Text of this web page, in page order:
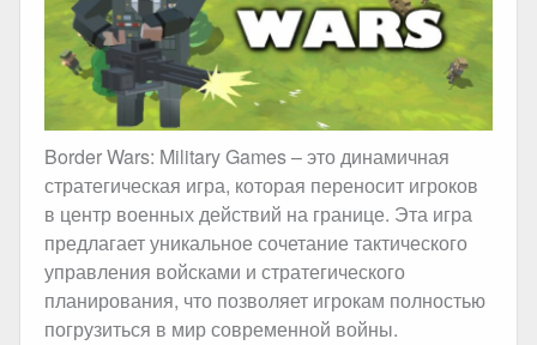
Border Wars: Military Games – это динамичная
стратегическая игра, которая переносит игроков
в центр военных действий на границе. Эта игра
предлагает уникальное сочетание тактического
управления войсками и стратегического
планирования, что позволяет игрокам полностью
погрузиться в мир современной войны.